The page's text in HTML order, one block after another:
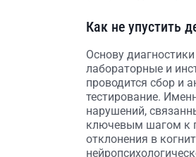
Как не упустить
Основу
лабораторные и
проводится сбор и
тестирование.
нарушений,
ключевым шагом к
отклонения в